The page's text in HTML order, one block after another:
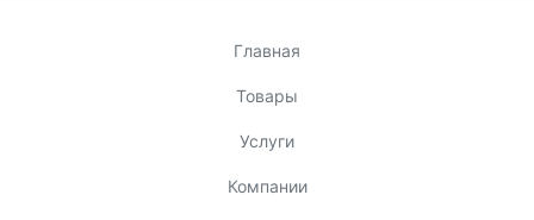
Главная
Товары
Услуги
Компании